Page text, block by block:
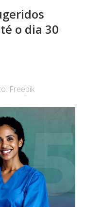
o dia 30
Freepik